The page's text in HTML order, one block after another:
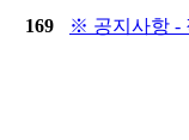
169 ※ 공지사항 -